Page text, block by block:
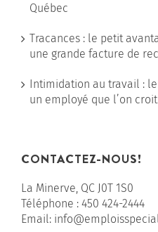
Québec
Tracances : le petit
une grande facture de
Intimidation au travail :
un employé que l’on
CONTACTEZ-NOUS!
La Minerve, QC J0T 1S0
Téléphone : 450 424-2444
Email: